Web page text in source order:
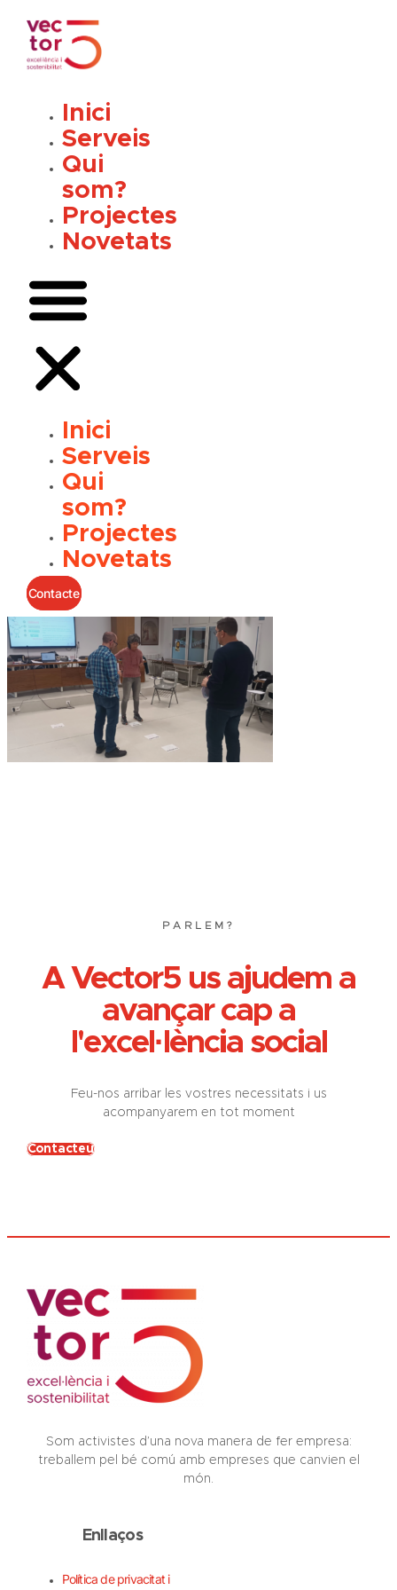
contingut
Inici
Serveis
Qui
som?
Projectes
Novetats
Inici
Serveis
Qui
som?
Projectes
Novetats
Contacte
PARLEM?
A Vector5 us ajudem a
avançar cap a
l'excel·lència social
Feu-nos arribar les vostres necessitats i us
acompanyarem en tot moment
Contacteu
Som activistes d’una nova manera de fer empresa:
treballem pel bé comú amb empreses que canvien el
món.
Enllaços
Política de privacitat i